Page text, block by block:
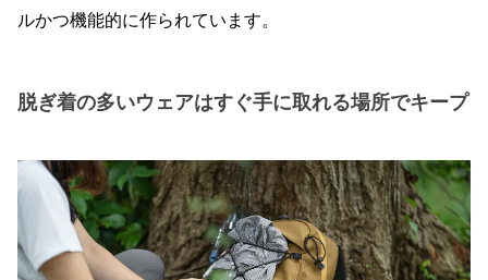
ルかつ機能的に作られています。
脱ぎ着の多いウェアはすぐ手に取れる場所でキープ